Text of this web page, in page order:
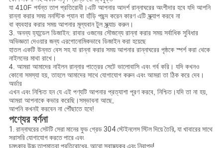
যা 410F পর্যন্ত তাপ প্রতিরোধী।এটি আপনার আদর্শ রান্নাঘরের অংশীদার হবে যদি আপনি
রান্না করার সময় ননস্টিক প্যান বা হাঁড়ি পছন্দ করেন কারণ এটি স্ক্র্যাপ করবে না
বাব্যবহার করার সময় আপনার মূল্যবান টুল স্ক্র্যাচ করুন।
3. অনন্য হ্যান্ডেল ডিজাইন: রাবার ওজনের সৌজন্যে রান্না করার সময় সর্বাধিক সুবিধার
অভিজ্ঞতা দেওয়ার জন্য এরগোনোমিকভাবে ডিজাইন করা হয়েছে
হাতল একটি উন্নত বেস সহ যা রান্না করার সময় আপনার রান্নাঘরের পৃষ্ঠকে স্পর্শ করা থেকে
নাইলনের মাথা রাখে।
4. আমরা আমাদের নাইলন রান্নার পাত্রের সেটে ভালোবাসি এবং গর্ব করি। যদি কখনও
কোনো সমস্যা হয়, তাহলে আমাদের সাথে যোগাযোগ করুন এবং আমরা তা ঠিক করে দেব।
অর্ডার
এখন এবং নিশ্চিত হন যে এই পণ্যটি আপনার প্রত্যাশা পূরণ করবে, নিশ্চিত।যদি তা না হয়,
আমরা আপনাকে কভার করেছি।সম্ভাবনা আছে,
আপনি কখনই করবেন না পৌঁছাতে হবে!
পণ্যের বর্ণনা
1. রান্নাঘরের সেটটি সেরা মানের ফুড গ্রেড 304 স্টেইনলেস স্টিল দিয়ে তৈরি, যা খাবারের সাথে
সরাসরি যোগাযোগ করতে পারে এবং
চমৎকার উচ্চ তাপমাত্রা প্রতিরোধের, আরো স্বাস্থ্যকর এবং নিরাপদ!